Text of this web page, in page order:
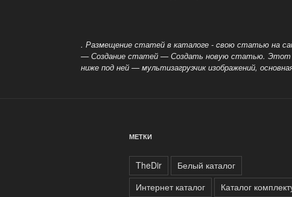
. Размещение статей в каталоге - cвою статью на
— Создание статей — Создать новую статью. Этот
ниже под ней — мультизагрузчик изображений,
МЕТКИ
TheDir
Белый каталог
Интернет каталог
Каталог